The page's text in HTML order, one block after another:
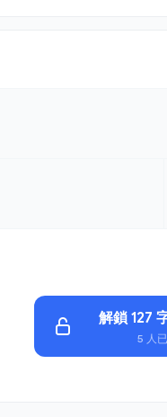
解鎖 127
5 人